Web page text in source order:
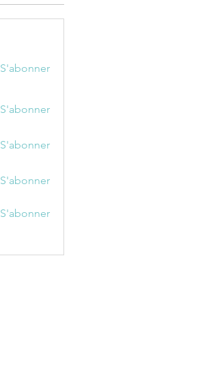
S'abonner
S'abonner
S'abonner
S'abonner
S'abonner